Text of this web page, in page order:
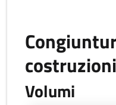
Volumi